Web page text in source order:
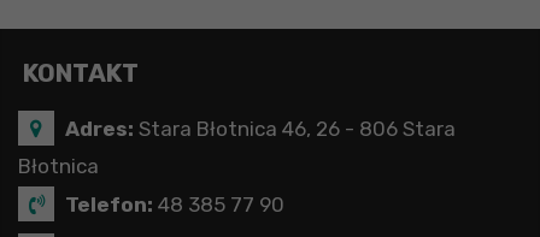
KONTAKT
Adres: Stara Błotnica 46, 26 - 806 Stara
Błotnica
Telefon: 48 385 77 90